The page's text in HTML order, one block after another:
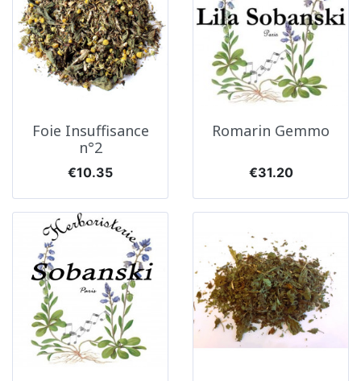
Foie Insuffisance
n°2
Price
€10.35
Romarin Gemmo
Price
€31.20